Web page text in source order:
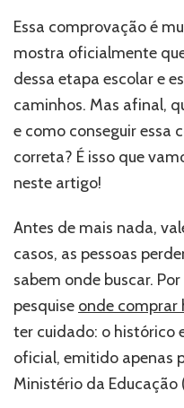
Essa comprovação é
mostra oficialmente
dessa etapa escolar e
caminhos. Mas afinal,
e como conseguir essa
correta? É isso que
neste artigo!
Antes de mais nada,
casos, as pessoas
sabem onde buscar.
pesquise onde comprar
ter cuidado: o histórico
oficial, emitido apenas
Ministério da Educação